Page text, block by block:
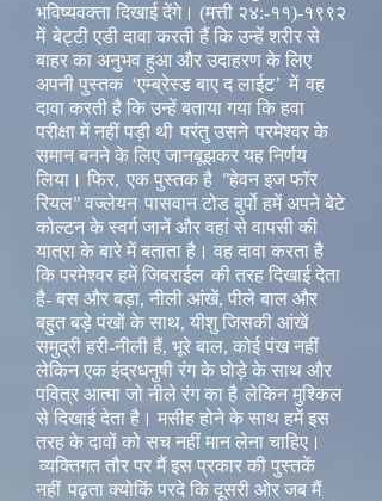
भविष्यवक्ता दिखाई देंगे। (मत्ती २४:-११)-१९९२
में बेट्टी एडी दावा करती हैं कि उन्हें शरीर से
बाहर का अनुभव हुआ और उदाहरण के लिए
अपनी पुस्तक ‘एम्ब्रेस्ड बाए द लाईट’ में वह
दावा करती है कि उन्हें बताया गया कि हवा
परीक्षा में नहीं पड़ी थी परंतु उसने परमेश्वर के
समान बनने के लिए जानबूझकर यह निर्णय
लिया। फिर, एक पुस्तक है "हेवन इज फॉर
रियल" वज्लेयन पासवान टोड बुर्पो हमें अपने बेटे
कोल्टन के स्वर्ग जानें और वहां से वापसी की
यात्रा के बारे में बताता है। वह दावा करता है
कि परमेश्वर हमें जिबराईल की तरह दिखाई देता
है- बस और बड़ा, नीली आंखें, पीले बाल और
बहुत बड़े पंखों के साथ, यीशु जिसकी आंखें
समुद्री हरी-नीली हैं, भूरे बाल, कोई पंख नहीं
लेकिन एक इंद्रधनुषी रंग के घोड़े के साथ और
पवित्र आत्मा जो नीले रंग का है लेकिन मुश्किल
से दिखाई देता है। मसीह होने के साथ हमें इस
तरह के दावों को सच नहीं मान लेना चाहिए।
व्यक्तिगत तौर पर मैं इस प्रकार की पुस्तकें
नहीं पढ़ता क्योकिं परदे कि दूसरी ओर जब मैं